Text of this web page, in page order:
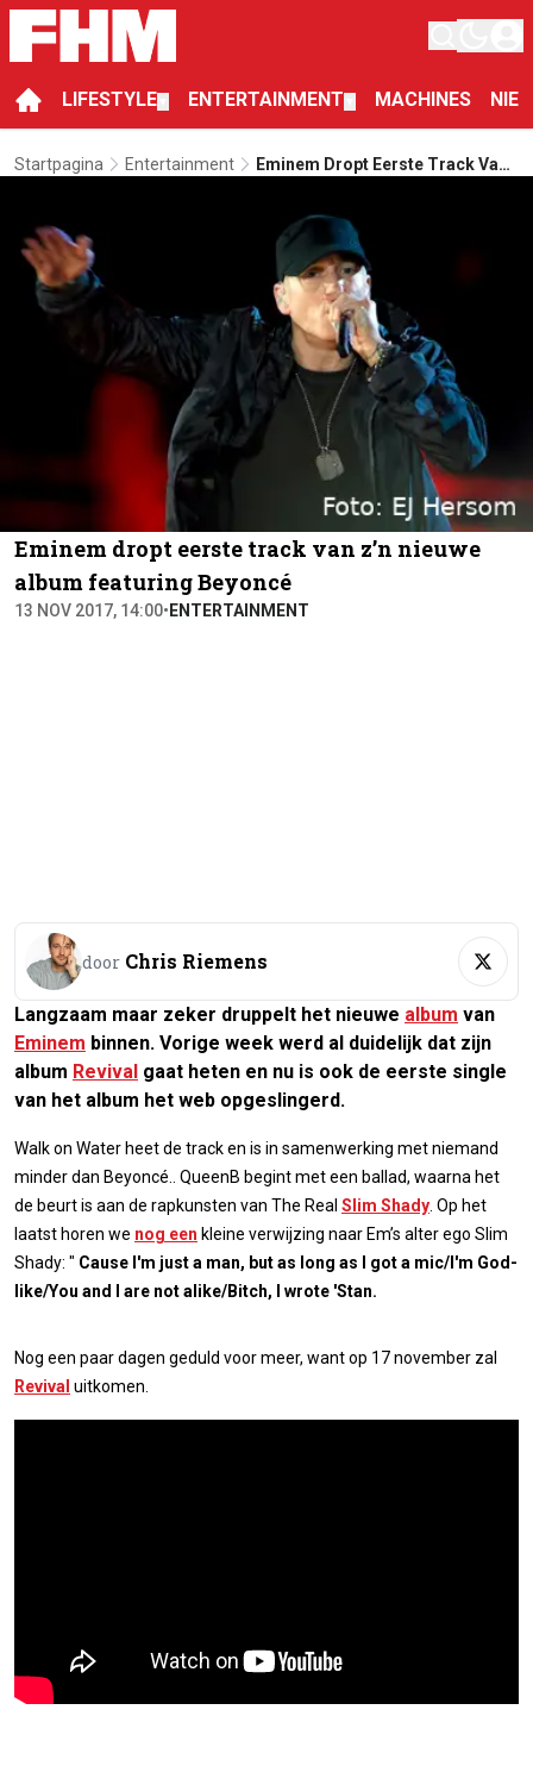
LIFESTYLE ENTERTAINMENT MACHINES
Startpagina Entertainment
Eminem Dropt Eerste Track Van
Beyoncé
Eminem dropt eerste track van z’n nieuwe
album featuring Beyoncé
13 NOV 2017, 14:00• ENTERTAINMENT
door Chris Riemens
Langzaam maar zeker druppelt het nieuwe album van
Eminem binnen. Vorige week werd al duidelijk dat zijn
album Revival gaat heten en nu is ook de eerste single
van het album het web opgeslingerd.
Walk on Water heet de track en is in samenwerking met niemand
minder dan Beyoncé.. QueenB begint met een ballad, waarna het
de beurt is aan de rapkunsten van The Real Slim Shady . Op het
laatst horen we nog een kleine verwijzing naar Em’s alter ego Slim
Shady: " Cause I'm just a man, but as long as I got a mic/I'm God-
like/You and I are not alike/Bitch, I wrote 'Stan.
Nog een paar dagen geduld voor meer, want op 17 november zal
Revival uitkomen.